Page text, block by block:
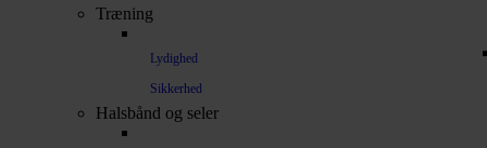
Træning
Lydighed
Sikkerhed
Halsbånd og seler